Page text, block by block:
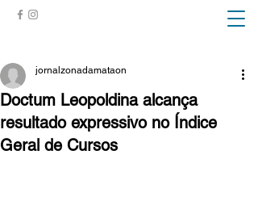
Doctum Leopoldina alcança
resultado expressivo no Índice
Geral de Cursos
jornalzonadamataon